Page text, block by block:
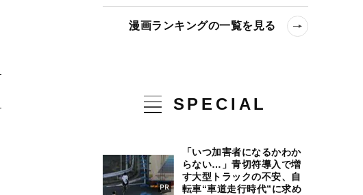
漫画ランキングの一覧を見る
SPECIAL
「いつ加害者になるかわか
らない…」青切符導入で増
す大型トラックの不安、自
転車“車道走行時代”に求め